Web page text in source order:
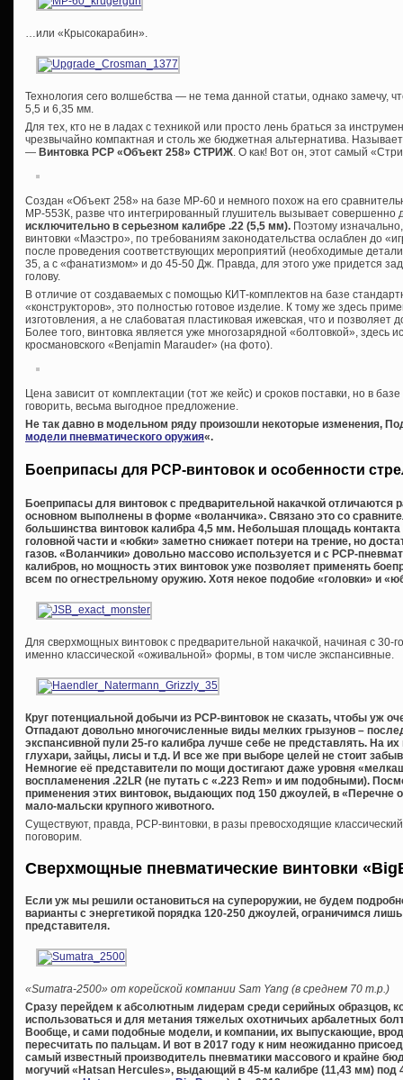
…или «Крысокарабин».
Технология сего волшебства — не тема данной статьи, однако замечу,
5,5 и 6,35 мм.
Для тех, кто не в ладах с техникой или просто лень браться за
чрезвычайно компактная и столь же бюджетная альтернатива.
— Винтовка РСР «Объект 258» СТРИЖ . О как! Вот он, этот самый
Создан «Объект 258» на базе МР-60 и немного похож на его
МР-553К, разве что интегрированный глушитель вызывает совершенно
исключительно в серьезном калибре .22 (5,5 мм). Поэтому
винтовки «Маэстро», по требованиям законодательства ослаблен до
после проведения соответствующих мероприятий (необходимые детали
35, а с «фанатизмом» и до 45-50 Дж. Правда, для этого уже придется
голову.
В отличие от создаваемых с помощью КИТ-комплектов на базе
«конструкторов», это полностью готовое изделие. К тому же здесь
изготовления, а не слабоватая пластиковая ижевская, что и позволяет
Более того, винтовка является уже многозарядной «болтовкой», здесь
кросмановского «Benjamin Marauder» (на фото).
Цена зависит от комплектации (тот же кейс) и сроков поставки, но в
говорить, весьма выгодное предложение.
Не так давно в модельном ряду произошли некоторые изменения,
модели пневматического оружия«.
Боеприпасы для PCP-винтовок и особенности
Боеприпасы для винтовок с предварительной накачкой
основном выполнены в форме «воланчика». Связано это со
большинства винтовок калибра 4,5 мм. Небольшая площадь контакта
головной части и «юбки» заметно снижает потери на трение, но
газов. «Воланчики» довольно массово используется и с PCP-
калибров, но мощность этих винтовок уже позволяет применять
всем по огнестрельному оружию. Хотя некое подобие «головки» и
Для сверхмощных винтовок с предварительной накачкой, начиная с 30-
именно классической «оживальной» формы, в том числе экспансивные.
Круг потенциальной добычи из PCP-винтовок не сказать, чтобы уж
Отпадают довольно многочисленные виды мелких грызунов –
экспансивной пули 25-го калибра лучше себе не представлять. На
глухари, зайцы, лисы и т.д. И все же при выборе целей не стоит
Немногие её представители по мощи достигают даже уровня
воспламенения .22LR (не путать с «.223 Rem» и им подобными).
применения этих винтовок, выдающих под 150 джоулей, в «Перечне
мало-мальски крупного животного.
Существуют, правда, PCP-винтовки, в разы превосходящие
поговорим.
Сверхмощные пневматические винтовки «
Если уж мы решили остановиться на супероружии, не будем
варианты с энергетикой порядка 120-250 джоулей, ограничимся
представителя.
«Sumatra-2500» от корейской компании Sam Yang (в среднем 70 т.р.)
Сразу перейдем к абсолютным лидерам среди серийных образцов,
использоваться и для метания тяжелых охотничьих арбалетных
Вообще, и сами подобные модели, и компании, их выпускающие,
пересчитать по пальцам. И вот в 2017 году к ним неожиданно
самый известный производитель пневматики массового и крайне
могучий «Hatsan Hercules», выдающий в 45-м калибре (11,43 мм)